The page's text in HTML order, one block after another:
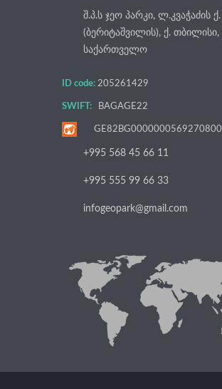
შ.პ.ს ჯეო პარკი, ლ.კვაჭაძის ქ.
(ბერიტაშვილის), ქ. თბილისი,
საქართველო
ID code: 205261429
SWIFT: BAGAGE22
GE82BG0000000569270800
+995 568 45 66 11
+995 555 99 66 33
infogeopark@gmail.com